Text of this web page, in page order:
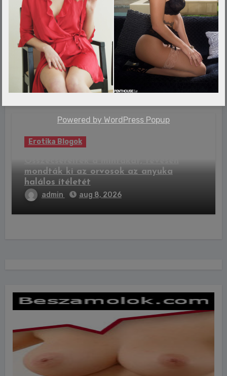
Erotika Blogok
Kubatov Gábor két fontos szóval üzent
a Fradi-Real Madrid meccs után
admin aug 8, 2026
Erotika Blogok
mondták ki az orvosok az anyuka
halálos ítéletét
admin aug 8, 2026
Powered by WordPress Popup